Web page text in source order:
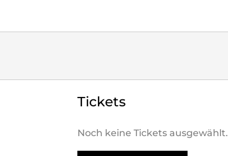
Tickets
Noch keine Tickets ausgewählt.